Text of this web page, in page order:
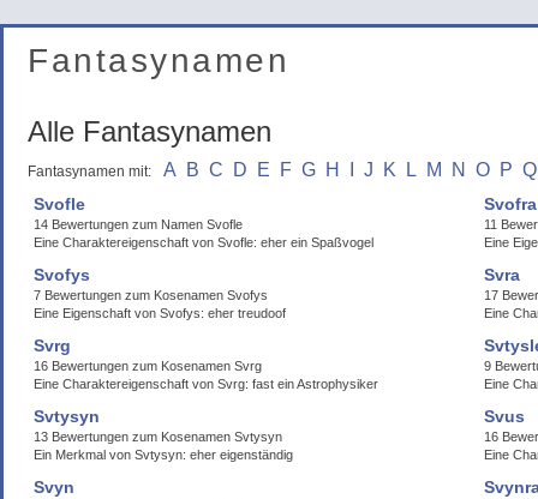
Fantasynamen
Alle Fantasynamen
Fantasynamen mit: A B C D E F G H J K L M N O P Q
Svofle
14 Bewertungen zum Namen Svofle
Eine Charaktereigenschaft von Svofle: eher ein Spaßvogel
Svofra
11
Eine
Svofys
7 Bewertungen zum Kosenamen Svofys
Eine Eigenschaft von Svofys: eher treudoof
Svra
17
Eine
Svrg
16 Bewertungen zum Kosenamen Svrg
Eine Charaktereigenschaft von Svrg: fast ein Astrophysiker
9
Eine
Svtysyn
13 Bewertungen zum Kosenamen Svtysyn
Ein Merkmal von Svtysyn: eher eigenständig
Svus
16
Eine
Svyn